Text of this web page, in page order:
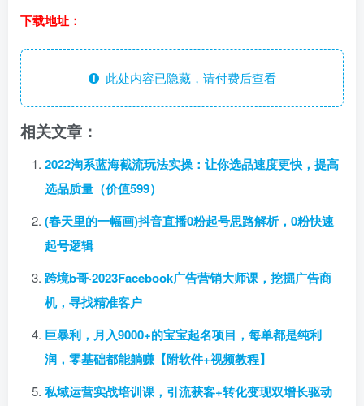
下载地址：
此处内容已隐藏，请付费后查看
相关文章：
2022淘系蓝海截流玩法实操：让你选品速度更快，提高
选品质量（价值599）
(春天里的一幅画)抖音直播0粉起号思路解析，0粉快速
起号逻辑
跨境b哥·2023Facebook广告营销大师课，挖掘广告商
机，寻找精准客户
巨暴利，月入9000+的宝宝起名项目，每单都是纯利
润，零基础都能躺赚【附软件+视频教程】
私域运营实战培训课，引流获客+转化变现双增长驱动